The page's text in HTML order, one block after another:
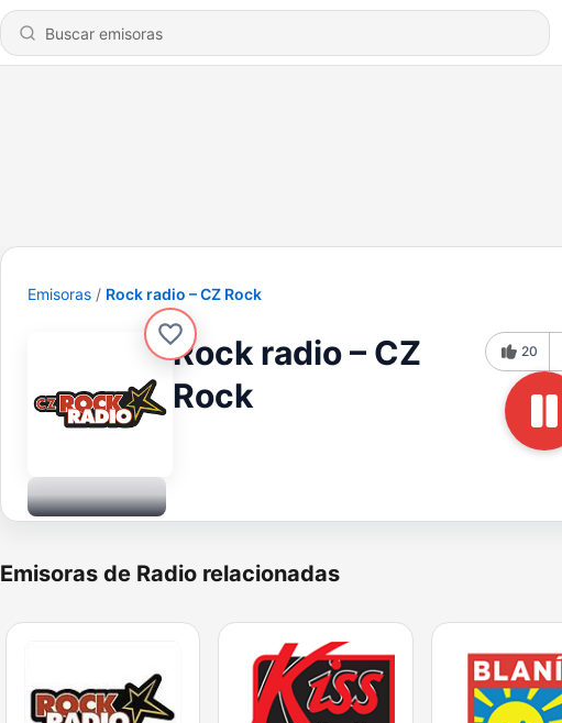
Emisoras Rock radio – CZ Rock
Rock radio – CZ
Rock
20
Emisoras de Radio relacionadas